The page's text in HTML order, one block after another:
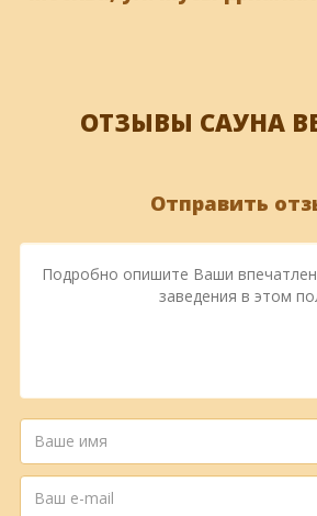
ОТЗЫВЫ САУНА
Отправить